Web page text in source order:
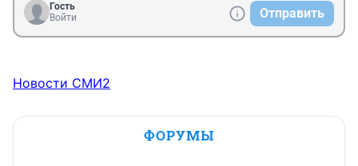
Гость
Войти
Отправить
Новости СМИ2
ФОРУМЫ